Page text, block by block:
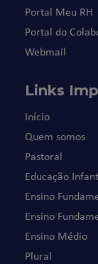
Portal Meu RH
Portal do
Webmail
Links
Início
Quem somos
Pastoral
Educação
Ensino
Ensino
Ensino Médio
Plural